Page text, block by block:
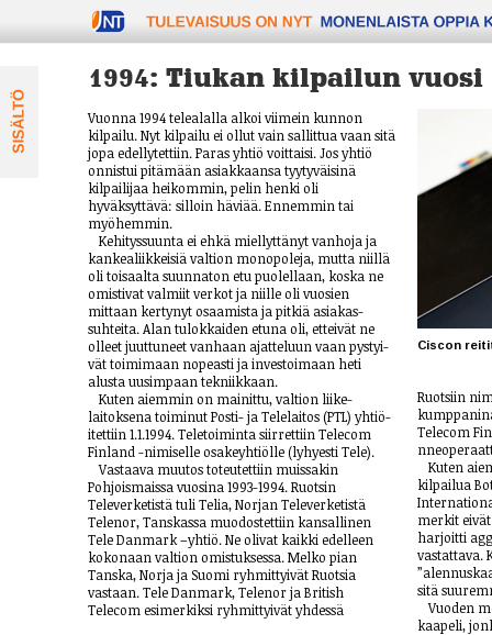
TULEVAISUUS ON NYT
1994: Tiukan kilpailun vuosi
Vuonna 1994 telealalla alkoi viimein kunnon
kilpailu. Nyt kilpailu ei ollut vain sallittua vaan sitä
jopa edellytettiin. Paras yhtiö voittaisi. Jos yhtiö
onnistui pitämään asiakkaansa tyyty­väisinä
kilpailijaa heikommin, pelin henki oli
hyväksyttävä: silloin häviää. Ennemmin tai
myöhemmin.
Kehityssuunta ei ehkä miellyttänyt vanhoja ja
kankealiikkeisiä valtion monopoleja, mutta niillä
oli toisaalta suunnaton etu puolellaan, koska ne
omistivat valmiit verkot ja niille oli vuosien
mittaan kertynyt osaamista ja pitkiä asiakas­
suhteita. Alan tulokkaiden etuna oli, ettei­vät ne
olleet juuttu­neet vanhaan ajatteluun vaan pystyi­
vät toimi­maan nopeasti ja invest­oimaan heti
alusta uusimpaan tekniikkaan.
Kuten aiemmin on mainittu, valtion liike­
laitoksena toiminut Posti- ja Telelaitos (PTL) yhtiö­
itettiin 1.1.1994. Tele­toiminta siirrettiin Tele­com
Finland -nimi­selle osake­yhtiölle (lyhyesti Tele).
Vastaava muutos toteutettiin muissakin
Pohjoismaissa vuosina 1993-1994. Ruotsin
Televerketistä tuli Telia, Norjan Televerketistä
Telenor, Tanskassa muodostettiin kansallinen
Tele Danmark –yhtiö. Ne olivat kaikki edelleen
kokonaan valtion omistuksessa. Melko pian
Tanska, Norja ja Suomi ryhmittyivät Ruotsia
vastaan. Tele Danmark, Telenor ja British
Telecom esimerkiksi ryhmittyivät yhdessä
Ciscon
Ruotsiin
Telecom
Kuten
kilpailua
merkit
harjoitti
vastattava.
sitä
Vuoden
kaapeli,